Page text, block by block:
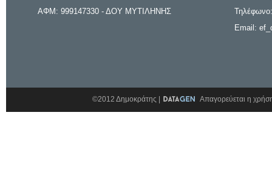
ΑΦΜ: 999147330 - ΔΟΥ ΜΥΤΙΛΗΝΗΣ
Email:
©2012 Δημοκράτης | Απαγορεύεται η